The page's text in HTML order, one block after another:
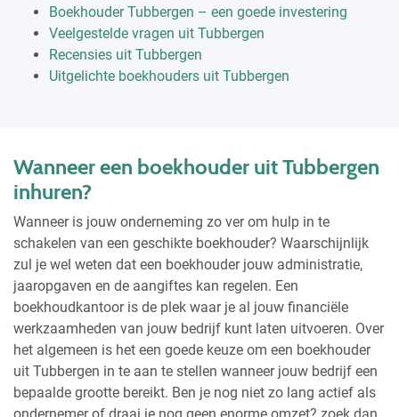
Boekhouder Tubbergen – een goede investering
Veelgestelde vragen uit Tubbergen
Recensies uit Tubbergen
Uitgelichte boekhouders uit Tubbergen
Wanneer een boekhouder uit Tubbergen
inhuren?
Wanneer is jouw onderneming zo ver om hulp in te
schakelen van een geschikte boekhouder? Waarschijnlijk
zul je wel weten dat een boekhouder jouw administratie,
jaaropgaven en de aangiftes kan regelen. Een
boekhoudkantoor is de plek waar je al jouw financiële
werkzaamheden van jouw bedrijf kunt laten uitvoeren. Over
het algemeen is het een goede keuze om een boekhouder
uit Tubbergen in te aan te stellen wanneer jouw bedrijf een
bepaalde grootte bereikt. Ben je nog niet zo lang actief als